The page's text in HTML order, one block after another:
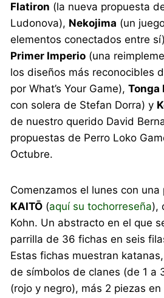
Flatiron (la nueva propuesta
Ludonova), Nekojima (un
elementos conectados entre
Primer Imperio (una
los diseños más reconocibles
por What’s Your Game),Tonga
con solera de Stefan Dorra) y
de nuestro querido David
propuestas de Perro Loko
Octubre.
Comenzamos el lunes con una
KAITŌ (aquí su tochorreseña),
Kohn. Un abstracto en el que
parrilla de 36 fichas en seis
Estas fichas muestran
de símbolos de clanes (de 1 a
(rojo y negro), más 2 piezas